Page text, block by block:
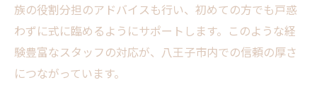
族の役割分担のアドバイスも行い、初めての方でも戸惑
わずに式に臨めるようにサポートします。このような経
験豊富なスタッフの対応が、八王子市内での信頼の厚さ
につながっています。